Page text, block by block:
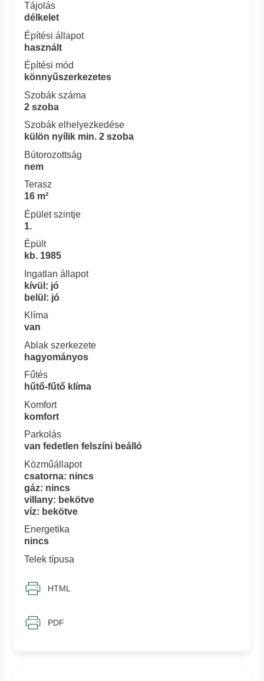
Tájolás
délkelet
Építési állapot
használt
Építési mód
könnyűszerkezetes
Szobák száma
2 szoba
Szobák elhelyezkedése
külön nyílik min. 2 szoba
Bútorozottság
nem
Terasz
16 m²
Épület szintje
1.
Épült
kb. 1985
Ingatlan állapot
kívül: jó
belül: jó
Klíma
van
Ablak szerkezete
hagyományos
Fűtés
hűtő-fűtő klíma
Komfort
komfort
Parkolás
van fedetlen felszíni beálló
Közműállapot
csatorna: nincs
gáz: nincs
villany: bekötve
víz: bekötve
Energetika
nincs
Telek típusa
HTML
PDF